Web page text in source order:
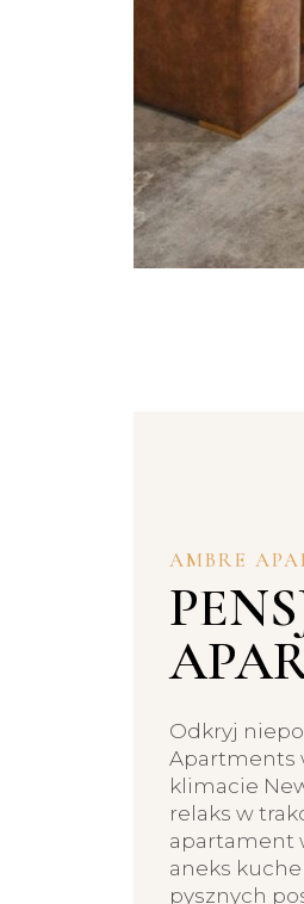
AMBRE
Odkryj
Apartments
klimacie
relaks w
apartament
aneks
pysznych